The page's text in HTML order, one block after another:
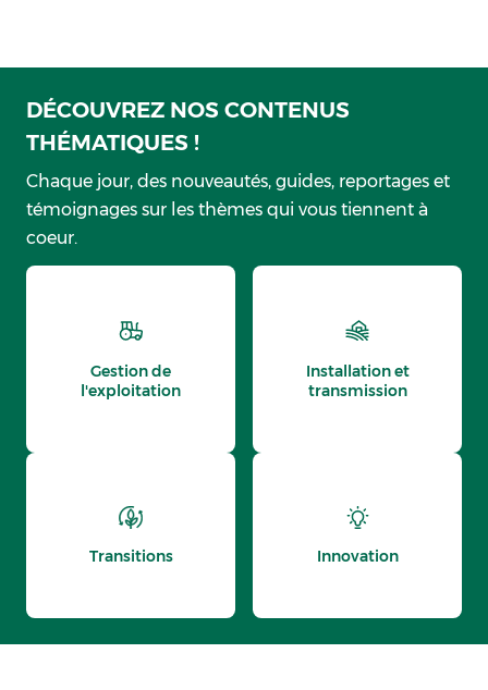
DÉCOUVREZ NOS CONTENUS
THÉMATIQUES !
Chaque jour, des nouveautés, guides, reportages et
témoignages sur les thèmes qui vous tiennent à
coeur.
Gestion de
l'exploitation
Installation et
transmission
Transitions Innovation